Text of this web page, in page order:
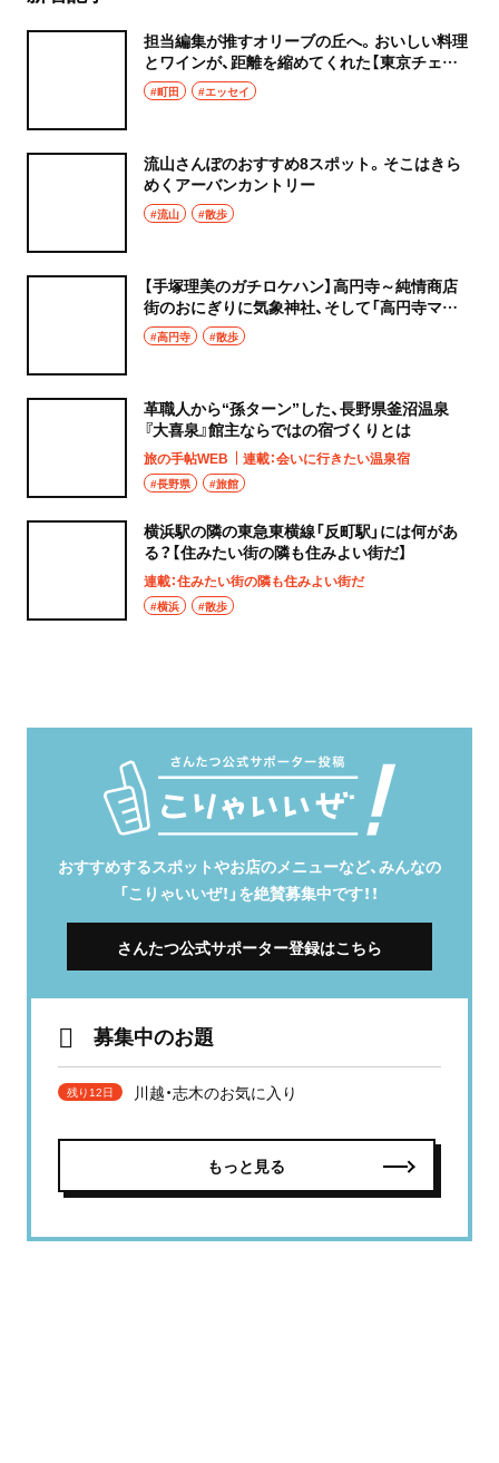
担当編集が推すオリーブの丘へ。おいしい料理
とワインが、距離を縮めてくれた【東京チェン
飯diary】
#町田 #エッセイ
流山さんぽのおすすめ8スポット。そこはきら
めくアーバンカントリー
#流山 #散歩
【手塚理美のガチロケハン】高円寺～純情商店
街のおにぎりに気象神社、そして「高円寺マシ
タ」へ！
#高円寺 #散歩
革職人から“孫ターン”した、長野県釜沼温泉
『大喜泉』館主ならではの宿づくりとは
旅の手帖WEB 連載：会いに行きたい温泉宿
#長野県 #旅館
横浜駅の隣の東急東横線「反町駅」には何があ
る？【住みたい街の隣も住みよい街だ】
連載：住みたい街の隣も住みよい街だ
#横浜 #散歩
おすすめするスポットやお店のメニューなど、みんなの
「こりゃいいぜ！」を絶賛募集中です！！
さんたつ公式サポーター登録はこちら
募集中のお題
残り12日 川越・志木のお気に入り
もっと見る